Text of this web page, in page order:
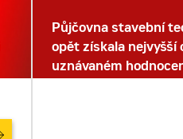
Půjčovna stavební
opět získala nejvyšší
uznávaném